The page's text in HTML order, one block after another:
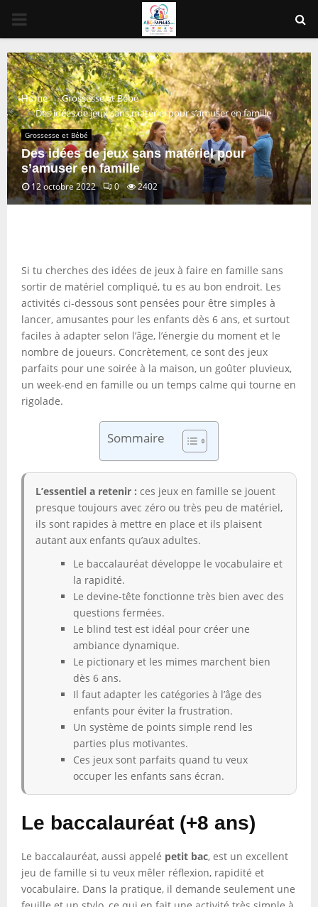
PRIMARY
MENU
Home
Grossesse et Bébé
Des idées de jeux sans matériel pour s’amuser en famille
Grossesse et Bébé
Des idées de jeux sans matériel pour
s’amuser en famille
12 octobre 2022 0 2402
Si tu cherches des idées de jeux à faire en famille sans
sortir de matériel compliqué, tu es au bon endroit. Les
activités ci-dessous sont pensées pour être simples à
lancer, amusantes pour les enfants dès 6 ans, et surtout
faciles à adapter selon l’âge, l’énergie du moment et le
nombre de joueurs. Concrètement, ce sont des jeux
parfaits pour une soirée à la maison, un goûter pluvieux,
un week-end en famille ou un temps calme qui tourne en
rigolade.
Sommaire
L’essentiel a retenir : ces jeux en famille se jouent
presque toujours avec zéro ou très peu de matériel,
ils sont rapides à mettre en place et ils plaisent
autant aux enfants qu’aux adultes.
Le baccalauréat développe le vocabulaire et
la rapidité.
Le devine-tête fonctionne très bien avec des
questions fermées.
Le blind test est idéal pour créer une
ambiance dynamique.
Le pictionary et les mimes marchent bien
dès 6 ans.
Il faut adapter les catégories à l’âge des
enfants pour éviter la frustration.
Un système de points simple rend les
parties plus motivantes.
Ces jeux sont parfaits quand tu veux
occuper les enfants sans écran.
Le baccalauréat (+8 ans)
Le baccalauréat, aussi appelé petit bac, est un excellent
jeu de famille si tu veux mêler réflexion, rapidité et
vocabulaire. Dans la pratique, il demande seulement une